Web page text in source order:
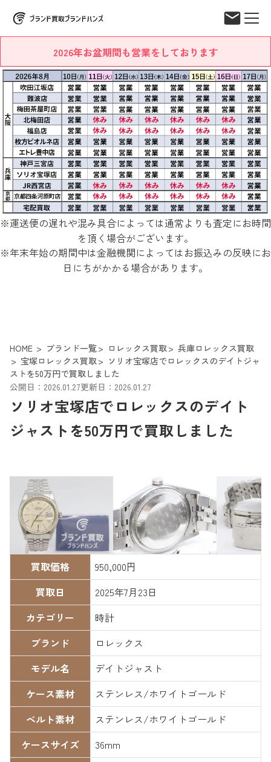
2026年お盆期間も営業をしております
※運送便の遅れや混み具合によっては通常よりも査定にお時間
を頂く場合がございます。
※年末年始の期間中は金融機関によってはお振込みの反映にお
日にちがかかる場合があります。
HOME ブランド一覧 ロレックス買取
兵庫ロレックス買取
宝塚ロレックス買取
ソリオ宝塚店でロレックスのデイトジャ
ストを50万円で買取しました
公開日：2026.01.27更新日：2026.01.27
ソリオ宝塚店でロレックスのデイト
ジャストを50万円で買取しました
買取価格
950,000円
買取日
2025年7月23日
カテゴリー
時計
ブランド
ロレックス
モデル名
デイトジャスト
ケース素材
ステンレス/ホワイトゴールド
ベルト素材
ステンレス/ホワイトゴールド
ケースサイズ
36mm